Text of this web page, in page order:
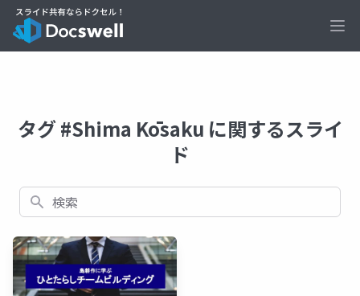
タグ #Shima Kōsaku に関するスライ
ド
検索